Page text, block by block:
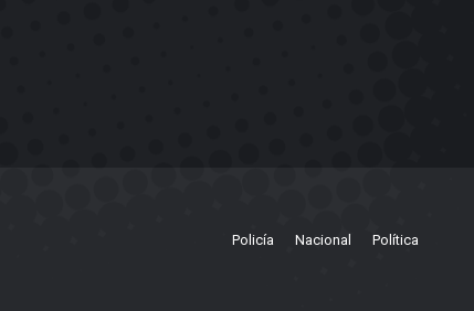
Policía Nacional Política